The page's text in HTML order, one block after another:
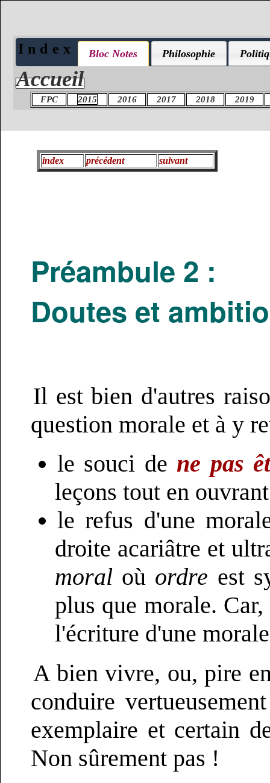
Index Bloc Notes Philosophie
Accueil
FPC 2015 2016 2017 2018 2019
index précédent suivant
Préambule 2 :
Doutes et
Il est bien d'autres
question morale et à y
le souci de ne pas
leçons tout en
le refus d'une
droite acariâtre et
moral où ordre est
plus que morale.
l'écriture d'une
A bien vivre, ou, pire
conduire
exemplaire et certain
Non sûrement pas !